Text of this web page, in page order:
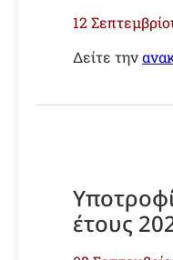
12
Δείτε την
έτους